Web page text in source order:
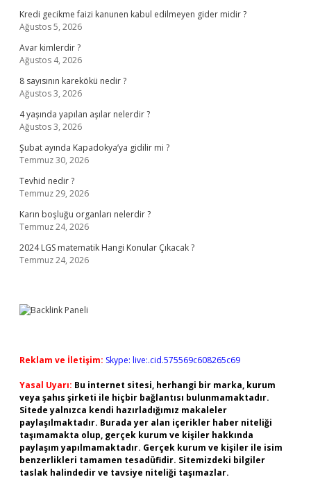
Kredi gecikme faizi kanunen kabul edilmeyen gider midir ?
Ağustos 5, 2026
Avar kimlerdir ?
Ağustos 4, 2026
8 sayısının karekökü nedir ?
Ağustos 3, 2026
4 yaşında yapılan aşılar nelerdir ?
Ağustos 3, 2026
Şubat ayında Kapadokya’ya gidilir mi ?
Temmuz 30, 2026
Tevhid nedir ?
Temmuz 29, 2026
Karın boşluğu organları nelerdir ?
Temmuz 24, 2026
2024 LGS matematik Hangi Konular Çıkacak ?
Temmuz 24, 2026
Reklam ve İletişim: Skype: live:.cid.575569c608265c69
Yasal Uyarı: Bu internet sitesi, herhangi bir marka, kurum
veya şahıs şirketi ile hiçbir bağlantısı bulunmamaktadır.
Sitede yalnızca kendi hazırladığımız makaleler
paylaşılmaktadır. Burada yer alan içerikler haber niteliği
taşımamakta olup, gerçek kurum ve kişiler hakkında
paylaşım yapılmamaktadır. Gerçek kurum ve kişiler ile isim
benzerlikleri tamamen tesadüfidir. Sitemizdeki bilgiler
taslak halindedir ve tavsiye niteliği taşımazlar.